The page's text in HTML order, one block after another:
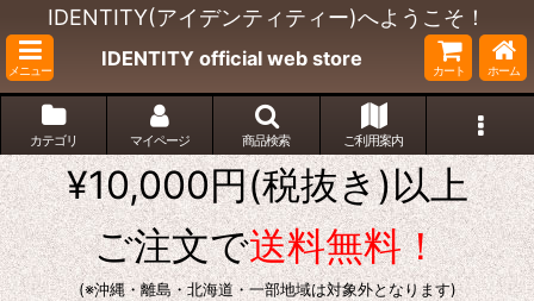
IDENTITY(アイデンティティー)へようこそ！
メニュー
IDENTITY official web store
カート ホーム
カテゴリ マイページ 商品検索 ご利用案内
¥10,000円(税抜き)以上
ご注文で送料無料！
(※沖縄・離島・北海道・一部地域は対象外となります)